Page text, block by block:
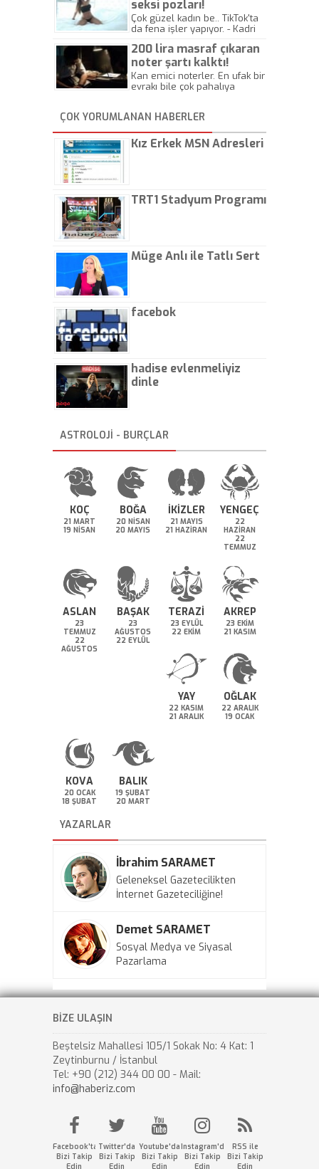
seksi pozları!
Çok güzel kadın be.. TikTok'ta
da fena işler yapıyor. - Kadri
200 lira masraf çıkaran
noter şartı kalktı!
Kan emici noterler. En ufak bir
evrakı bile çok pahalıya
kaptırıyorsunuz. - Kayhan
Gezenti
ÇOK YORUMLANAN HABERLER
Kız Erkek MSN Adresleri
TRT1 Stadyum Programı
Müge Anlı ile Tatlı Sert
facebok
hadise evlenmeliyiz
dinle
ASTROLOJİ - BURÇLAR
KOÇ
21 MART
19 NİSAN
BOĞA
20 NİSAN
20 MAYIS
İKİZLER
21 MAYIS
21 HAZİRAN
YENGEÇ
22
HAZİRAN
22
TEMMUZ
ASLAN
23
TEMMUZ
22
AĞUSTOS
BAŞAK
23
AĞUSTOS
22 EYLÜL
TERAZİ
23 EYLÜL
22 EKİM
AKREP
23 EKİM
21 KASIM
YAY
22 KASIM
21 ARALIK
OĞLAK
22 ARALIK
19 OCAK
KOVA
20 OCAK
18 ŞUBAT
BALIK
19 ŞUBAT
20 MART
YAZARLAR
İbrahim SARAMET
Geleneksel Gazetecilikten
İnternet Gazeteciliğine!
Demet SARAMET
Sosyal Medya ve Siyasal
Pazarlama
BİZE ULAŞIN
Beştelsiz Mahallesi 105/1 Sokak No: 4 Kat: 1
Zeytinburnu / İstanbul
Tel: +90 (212) 344 00 00 - Mail:
info@haberiz.com
Facebook'ta
Bizi Takip
Edin
Twitter'da
Bizi Takip
Edin
Youtube'da
Bizi Takip
Edin
Instagram'da
Bizi Takip
Edin
RSS ile
Bizi Takip
Edin